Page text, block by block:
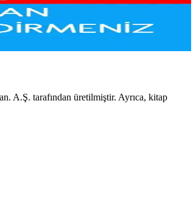
A.Ş. tarafından üretilmiştir. Ayrıca, kitap